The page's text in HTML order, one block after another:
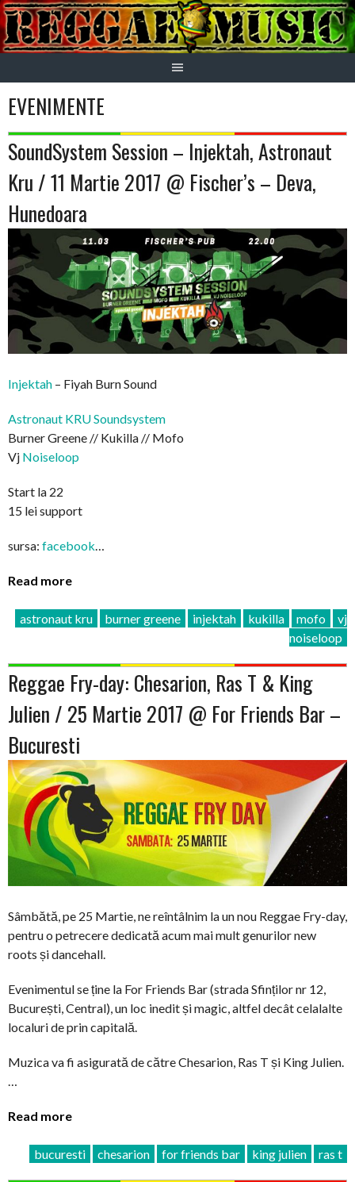
Skip
to
content
EVENIMENTE
SoundSystem Session – Injektah, Astronaut
Kru / 11 Martie 2017 @ Fischer’s – Deva,
Hunedoara
Injektah – Fiyah Burn Sound
Astronaut KRU Soundsystem
Burner Greene // Kukilla // Mofo
Vj Noiseloop
Start la 22
15 lei support
sursa: facebook…
Read more
astronaut kru burner greene injektah kukilla mofo
vj
noiseloop
Reggae Fry-day: Chesarion, Ras T & King
Julien / 25 Martie 2017 @ For Friends Bar –
Bucuresti
Sâmbătă, pe 25 Martie, ne reîntâlnim la un nou Reggae Fry-day,
pentru o petrecere dedicată acum mai mult genurilor new
roots și dancehall.
Evenimentul se ține la For Friends Bar (strada Sfinților nr 12,
București, Central), un loc inedit și magic, altfel decât celalalte
localuri de prin capitală.
Muzica va fi asigurată de către Chesarion, Ras T și King Julien.
Read more
bucuresti chesarion for friends bar king julien ras t